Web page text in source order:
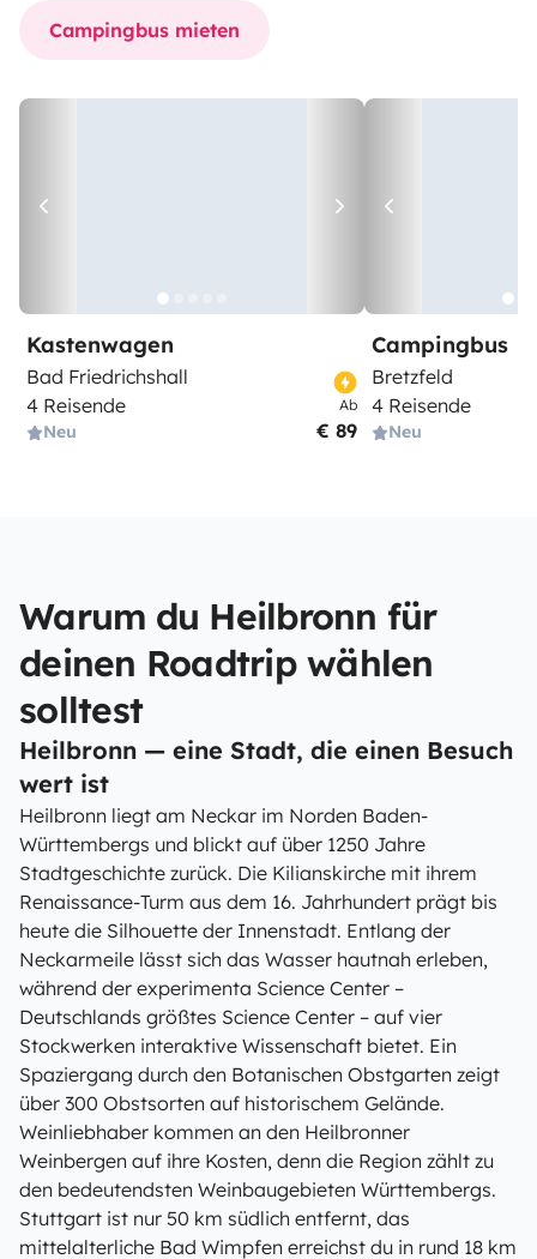
Campingbus mieten
Kastenwagen
Bad Friedrichshall
4 Reisende
Neu
Ab
€ 89
Campingbus
Bretzfeld
4 Reisende
Neu
Warum du Heilbronn für
deinen Roadtrip wählen
solltest
Heilbronn — eine Stadt, die einen Besuch
wert ist
Heilbronn liegt am Neckar im Norden Baden-
Württembergs und blickt auf über 1250 Jahre
Stadtgeschichte zurück. Die Kilianskirche mit ihrem
Renaissance-Turm aus dem 16. Jahrhundert prägt bis
heute die Silhouette der Innenstadt. Entlang der
Neckarmeile lässt sich das Wasser hautnah erleben,
während der experimenta Science Center –
Deutschlands größtes Science Center – auf vier
Stockwerken interaktive Wissenschaft bietet. Ein
Spaziergang durch den Botanischen Obstgarten zeigt
über 300 Obstsorten auf historischem Gelände.
Weinliebhaber kommen an den Heilbronner
Weinbergen auf ihre Kosten, denn die Region zählt zu
den bedeutendsten Weinbaugebieten Württembergs.
Stuttgart ist nur 50 km südlich entfernt, das
mittelalterliche Bad Wimpfen erreichst du in rund 18 km